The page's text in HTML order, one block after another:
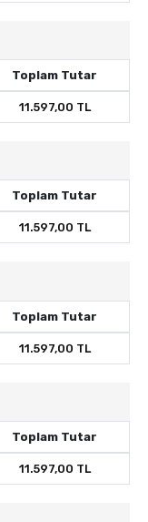
Toplam Tutar
11.597,00 TL
Toplam Tutar
11.597,00 TL
Toplam Tutar
11.597,00 TL
Toplam Tutar
11.597,00 TL